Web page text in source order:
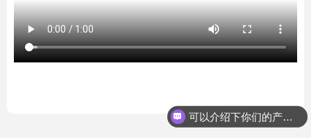
可以介绍下你们的产品么？